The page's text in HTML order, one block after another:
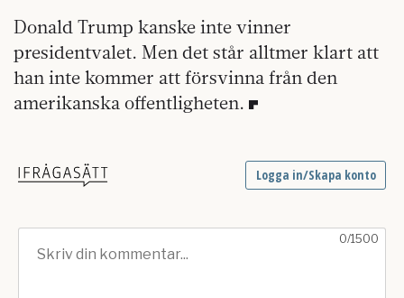
Donald Trump kanske inte vinner
presidentvalet. Men det står alltmer klart att
han inte kommer att försvinna från den
amerikanska offentligheten.